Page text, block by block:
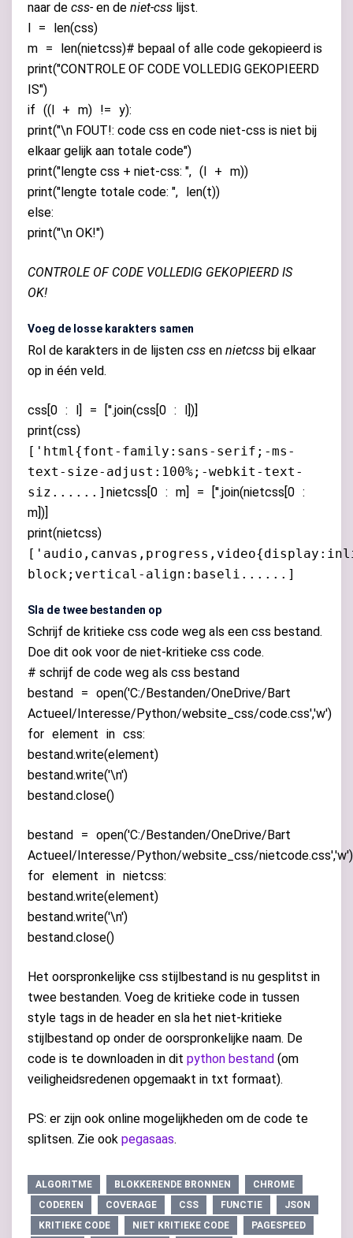
naar de css- en de niet-css lijst.
= len(css)
m = len(nietcss)# bepaal of alle code gekopieerd is
print("CONTROLE OF CODE VOLLEDIG GEKOPIEERD
IS")
if (( + m) != y):
print("\n FOUT!: code css en code niet-css is niet bij
elkaar gelijk aan totale code")
print("lengte css + niet-css: ", ( + m))
print("lengte totale code: ", len(t))
else:
print("\n OK!")
CONTROLE OF CODE VOLLEDIG GEKOPIEERD IS
OK!
Voeg de losse karakters samen
Rol de karakters in de lijsten css en nietcss bij elkaar
op in één veld.
css 0 : = ''.join(css 0 :
])]
print(css)
['html{font-family:sans-serif;-ms-
text-size-adjust:100%;-webkit-text-
siz......] nietcss 0 : m = ''.join(nietcss 0 :
m ])]
print(nietcss)
block;vertical-align:baseli......]
Sla de twee bestanden op
Schrijf de kritieke css code weg als een css bestand.
Doe dit ook voor de niet-kritieke css code.
# schrijf de code weg als css bestand
bestand
= open('C:/Bestanden/OneDrive/Bart
Actueel/Interesse/Python/website_css/code.css','w')
for element in css:
bestand.write(element)
bestand.write('\n')
bestand.close()
bestand = open('C:/Bestanden/OneDrive/Bart
Actueel/Interesse/Python/website_css/nietcode.css','w')
for element in nietcss:
bestand.write(element)
bestand.write('\n')
bestand.close()
Het oorspronkelijke css stijlbestand is nu gesplitst in
twee bestanden. Voeg de kritieke code in tussen
style tags in de header en sla het niet-kritieke
stijlbestand op onder de oorspronkelijke naam. De
code is te downloaden in dit python bestand (om
veiligheidsredenen opgemaakt in txt formaat).
PS: er zijn ook online mogelijkheden om de code te
splitsen. Zie ook pegasaas.
ALGORITME BLOKKERENDE BRONNEN
CHROME
CODEREN
COVERAGE CSS FUNCTIE
JSON
KRITIEKE CODE
NIET KRITIEKE CODE
PAGESPEED